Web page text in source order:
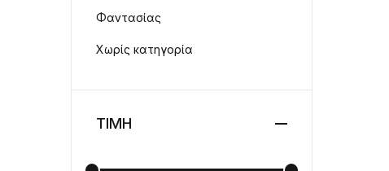
Φαντασίας
Χωρίς κατηγορία
ΤΙΜΗ